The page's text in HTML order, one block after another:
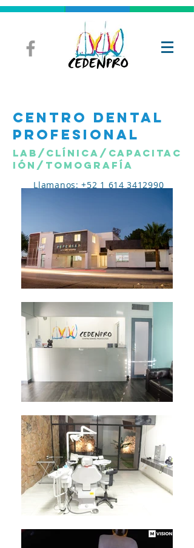
Llamanos: +52 1 614 3412990
CENTRO DENTAL
PROFESIONAL
Lab/clínica/capacitac
ión/tomografía